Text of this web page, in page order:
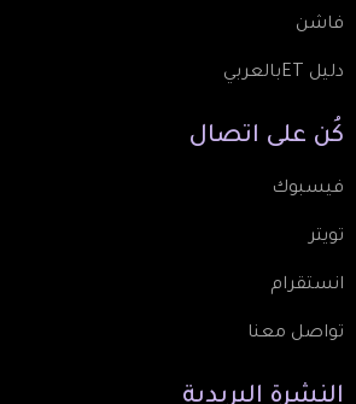
فاشن
دليل ETبالعربي
كُن على اتصال
فيسبوك
تويتر
انستقرام
تواصل معنا
النشرة البريدية